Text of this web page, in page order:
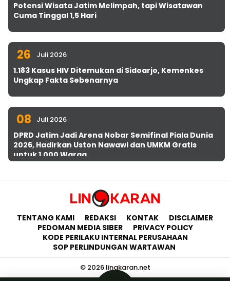
Potensi Wisata Jatim Melimpah, tapi Wisatawan
Cuma Tinggal 1,5 Hari
26 Juli 2026
1.183 Kasus HIV Ditemukan di Sidoarjo, Kemenkes
Ungkap Fakta Sebenarnya
08 Juli 2026
DPRD Jatim Jadi Arena Nobar Semifinal Piala Dunia
2026, Hadirkan Uston Nawawi dan UMKM Gratis
untuk 1.000 Warga
TENTANG KAMI REDAKSI KONTAK
DISCLAIMER
PEDOMAN MEDIA SIBER
PRIVACY POLICY
KODE PERILAKU INTERNAL PERUSAHAAN
SOP PERLINDUNGAN WARTAWAN
© 2026 lingkaran.net